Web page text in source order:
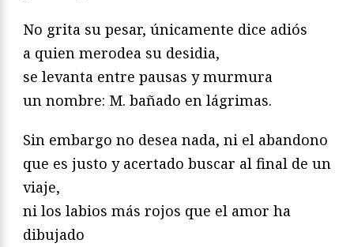
No grita su pesar, únicamente dice adiós
a quien merodea su desidia,
se levanta entre pausas y murmura
un nombre: M. bañado en lágrimas.
Sin embargo no desea nada, ni el abandono
que es justo y acertado buscar al final de un
viaje,
ni los labios más rojos que el amor ha
dibujado